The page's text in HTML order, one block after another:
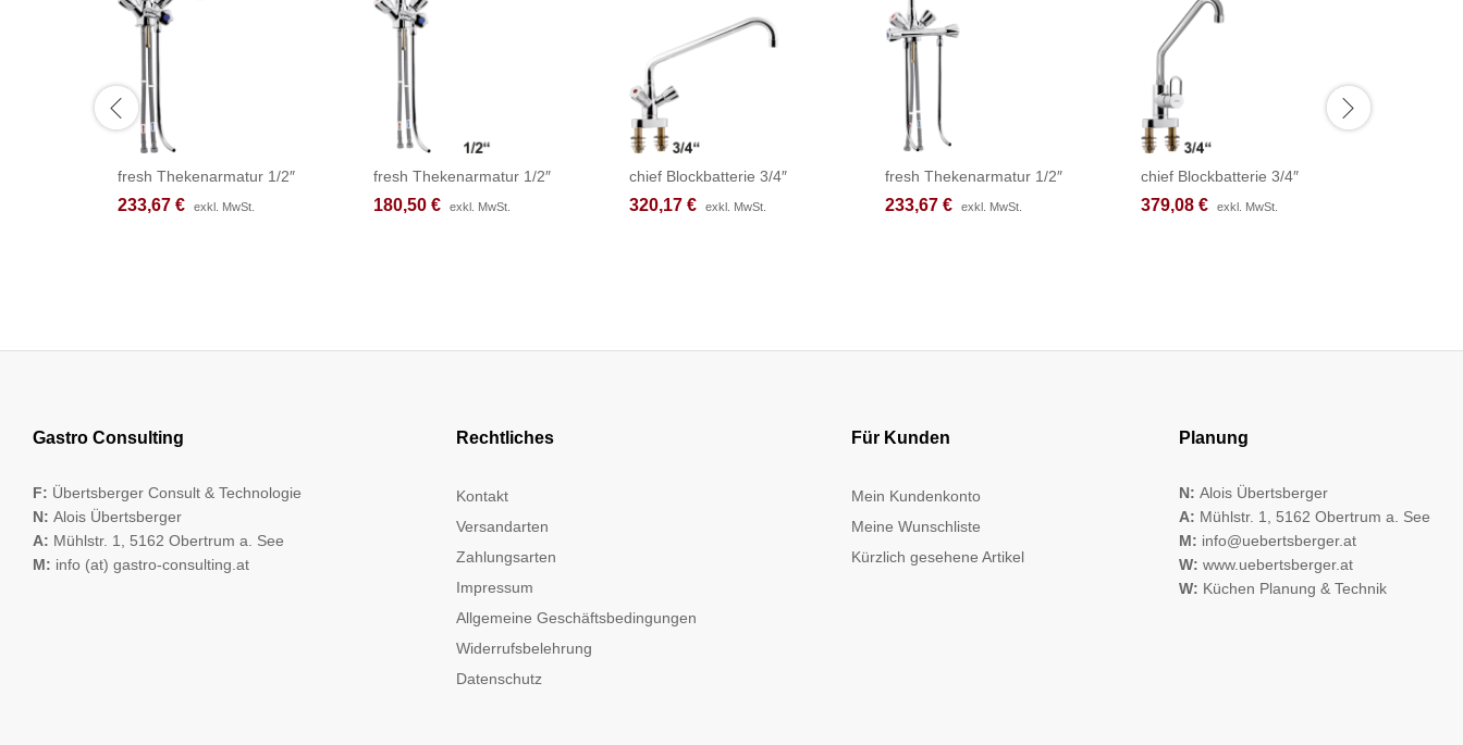
fresh Thekenarmatur 1/2″
233,67 € exkl. MwSt.
233,67 € exkl. MwSt.
fresh Thekenarmatur 1/2″
180,50 € exkl. MwSt.
180,50 € exkl. MwSt.
chief Blockbatterie 3/4″
320,17 € exkl. MwSt.
320,17 € exkl. MwSt.
fresh Thekenarmatur 1/2″
233,67 € exkl. MwSt.
233,67 € exkl. MwSt.
chief Blockbatterie 3/4″
379,08 € exkl. MwSt.
379,08 € exkl. MwSt.
Gastro Consulting
F: Übertsberger Consult & Technologie
N: Alois Übertsberger
A: Mühlstr. 1, 5162 Obertrum a. See
M: info (at) gastro-consulting.at
Rechtliches
Kontakt
Versandarten
Zahlungsarten
Impressum
Allgemeine Geschäftsbedingungen
Widerrufsbelehrung
Datenschutz
Für Kunden
Mein Kundenkonto
Meine Wunschliste
Kürzlich gesehene Artikel
Planung
N: Alois Übertsberger
A: Mühlstr. 1, 5162 Obertrum a. See
M: info@uebertsberger.at
W: www.uebertsberger.at
W: Küchen Planung & Technik